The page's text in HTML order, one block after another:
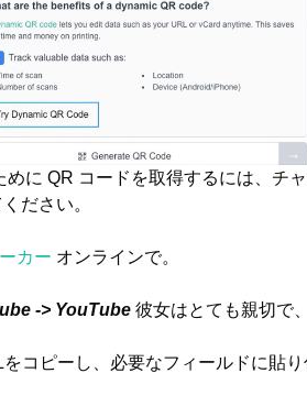
めに QR コードを取得するには、チ
ださい。
カー オンラインで。
-> YouTube 彼女はとても親切で
コピーし、必要なフィールドに貼り